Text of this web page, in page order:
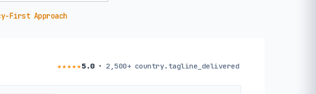
First Approach
★★★★★5.0· 2,500+ country.tagline_delivered